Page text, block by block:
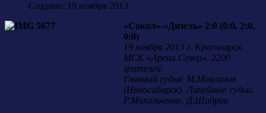
Создано: 19 ноября 2013
«Сокол»-«Дизель» 2:0 (0:0, 2:0,
0:0)
19 ноября 2013 г. Красноярск.
МСК «Арена.Север». 2200
зрителей.
Главный судья: М.Максимов
(Новосибирск). Линейные судьи:
Р.Михальченко, Д.Шадрин